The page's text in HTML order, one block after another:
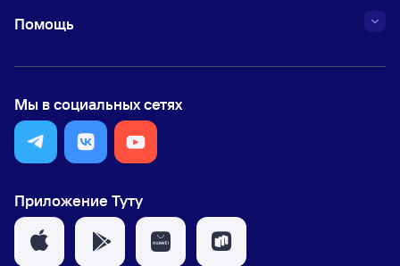
Помощь
Мы в социальных сетях
Приложение Туту